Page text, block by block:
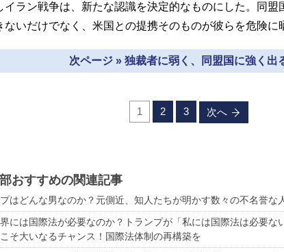
ラン戦争は、新たな認識を決定的なものにした。同盟
ないだけでなく、米国との提携そのものが彼らを危険に
次ページ » 独裁者に弱く、同盟国に強く出
1 2 3 次へ
おすすめの関連記事
プはどんな男なのか？元側近、知人たちが明かす数々の不名誉な
には国際法が必要なのか？トランプが「私には国際法は必要な
そ大いなるチャンス！国際法体制の再構築を